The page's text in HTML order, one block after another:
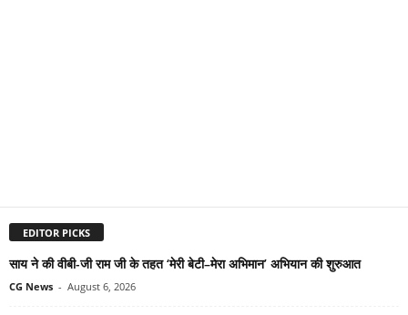
EDITOR PICKS
साय ने की वीबी-जी राम जी के तहत ‘मेरी बेटी–मेरा अभिमान’ अभियान की शुरुआत
CG News - August 6, 2026